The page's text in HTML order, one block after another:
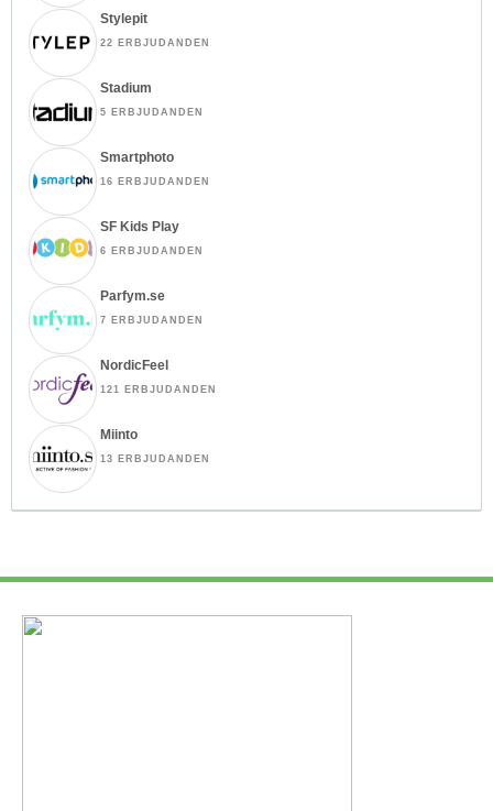
Stylepit
22 ERBJUDANDEN
Stadium
5 ERBJUDANDEN
Smartphoto
16 ERBJUDANDEN
SF Kids Play
6 ERBJUDANDEN
Parfym.se
7 ERBJUDANDEN
NordicFeel
121 ERBJUDANDEN
Miinto
13 ERBJUDANDEN